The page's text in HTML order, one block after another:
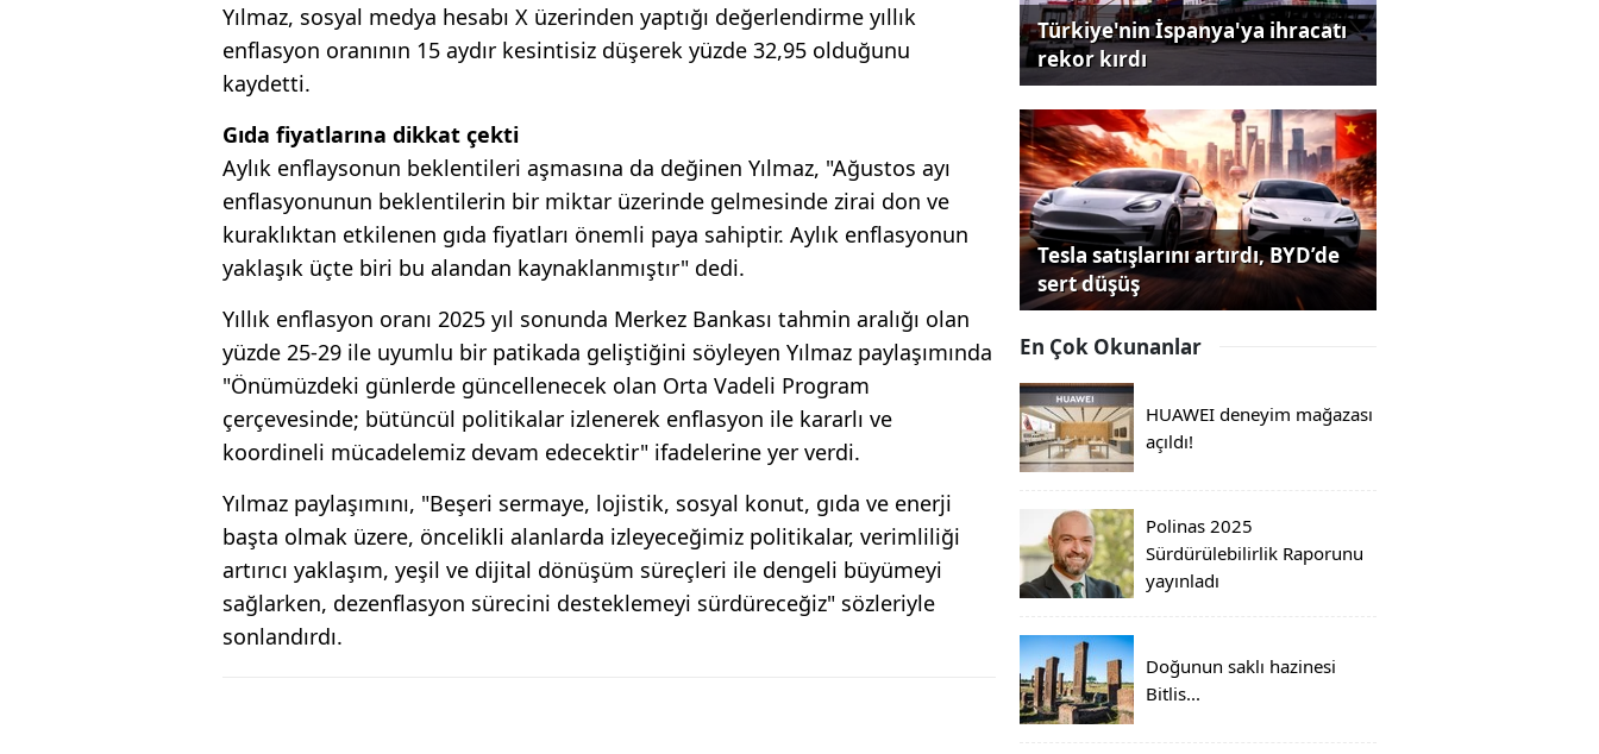
Yılmaz, sosyal medya hesabı X üzerinden yaptığı değerlendirme yıllık
enflasyon oranının 15 aydır kesintisiz düşerek yüzde 32,95 olduğunu
kaydetti.
Gıda fiyatlarına dikkat çekti
Aylık enflaysonun beklentileri aşmasına da değinen Yılmaz, "Ağustos ayı
enflasyonunun beklentilerin bir miktar üzerinde gelmesinde zirai don ve
kuraklıktan etkilenen gıda fiyatları önemli paya sahiptir. Aylık enflasyonun
yaklaşık üçte biri bu alandan kaynaklanmıştır" dedi.
Yıllık enflasyon oranı 2025 yıl sonunda Merkez Bankası tahmin aralığı olan
yüzde 25-29 ile uyumlu bir patikada geliştiğini söyleyen Yılmaz paylaşımında
"Önümüzdeki günlerde güncellenecek olan Orta Vadeli Program
çerçevesinde; bütüncül politikalar izlenerek enflasyon ile kararlı ve
koordineli mücadelemiz devam edecektir" ifadelerine yer verdi.
Yılmaz paylaşımını, "Beşeri sermaye, lojistik, sosyal konut, gıda ve enerji
başta olmak üzere, öncelikli alanlarda izleyeceğimiz politikalar, verimliliği
artırıcı yaklaşım, yeşil ve dijital dönüşüm süreçleri ile dengeli büyümeyi
sağlarken, dezenflasyon sürecini desteklemeyi sürdüreceğiz" sözleriyle
sonlandırdı.
Türkiye'nin İspanya'ya ihracatı
rekor kırdı
Tesla satışlarını artırdı, BYD’de
sert düşüş
En Çok Okunanlar
HUAWEI deneyim mağazası
açıldı!
Polinas 2025
Sürdürülebilirlik Raporunu
yayınladı
Doğunun saklı hazinesi
Bitlis...